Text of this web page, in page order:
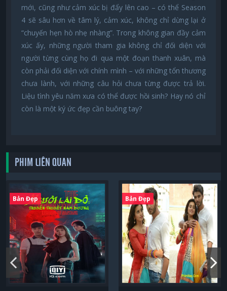
mới, cũng như cảm xúc bị đẩy lên cao – có thể Season
4 sẽ sâu hơn về tâm lý, cảm xúc, không chỉ dừng lại ở
“chuyến hẹn hò nhẹ nhàng”. Trong không gian đầy cảm
xúc ấy, những người tham gia không chỉ đối diện với
người từng cùng họ đi qua một đoạn thanh xuân, mà
còn phải đối diện với chính mình – với những tổn thương
chưa lành, với những câu hỏi chưa từng được trả lời.
Liệu tình yêu năm xưa có thể được hồi sinh? Hay nó chỉ
còn là một ký ức đẹp cần buông tay?
PHIM LIÊN QUAN
Bản Đẹp Bản Đẹp